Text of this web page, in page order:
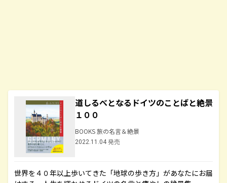
道しるべとなるドイツのことばと絶景
１００
BOOKS 旅の名言＆絶景
2022.11.04 発売
世界を４０年以上歩いてきた「地球の歩き方」があなたにお届